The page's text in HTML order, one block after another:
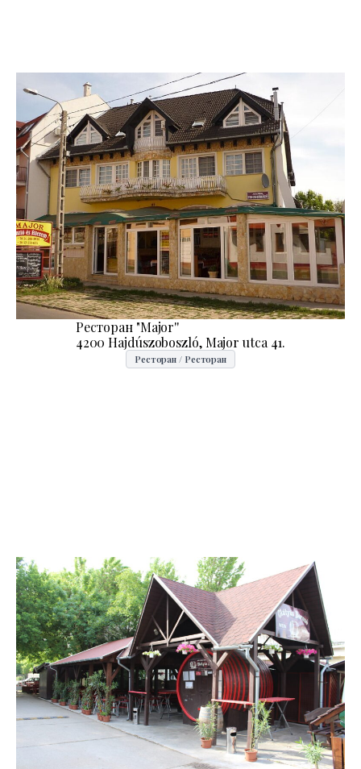
Ресторан "Major''
4200 Hajdúszoboszló, Major utca 41.
Ресторан / Ресторан